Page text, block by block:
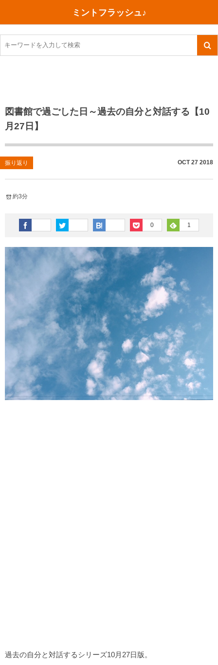
ミントフラッシュ♪
図書館で過ごした日～過去の自分と対話する【10
月27日】
振り返り OCT 27 2018
約3分
0 1
過去の自分と対話するシリーズ10月27日版。
TOEIC感想・結果
TOEIC800点への道
TOEIC（作戦・ノウハウなど）
TOEIC700点への道
英単語
その他英語関連
今日買った本
ご朱印帳めぐり
川越（埼玉県）
沖縄
神戸
行ってきたあれこれ
旅行関連あれこれ
ファスティング
コスメ
ダイエット
健康あれこれ
美容あれこれ
食べ物
今日の一枚
月、星、宇宙